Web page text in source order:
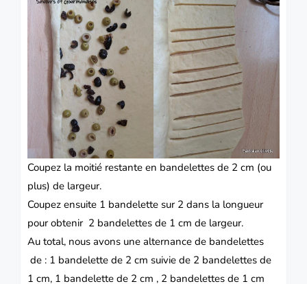
Coupez la moitié restante en bandelettes de 2 cm (ou
plus) de largeur.
Coupez ensuite 1 bandelette sur 2 dans la longueur
pour obtenir 2 bandelettes de 1 cm de largeur.
Au total, nous avons une alternance de bandelettes
de : 1 bandelette de 2 cm suivie de 2 bandelettes de
1 cm, 1 bandelette de 2 cm , 2 bandelettes de 1 cm